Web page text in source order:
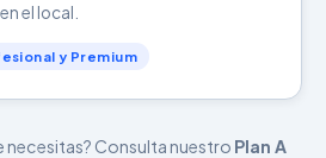
el local.
y Premium
necesitas? Consulta nuestro Plan A